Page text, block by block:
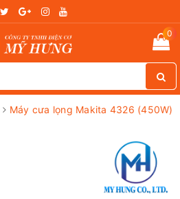
0
Máy cưa lọng Makita 4326 (450W)